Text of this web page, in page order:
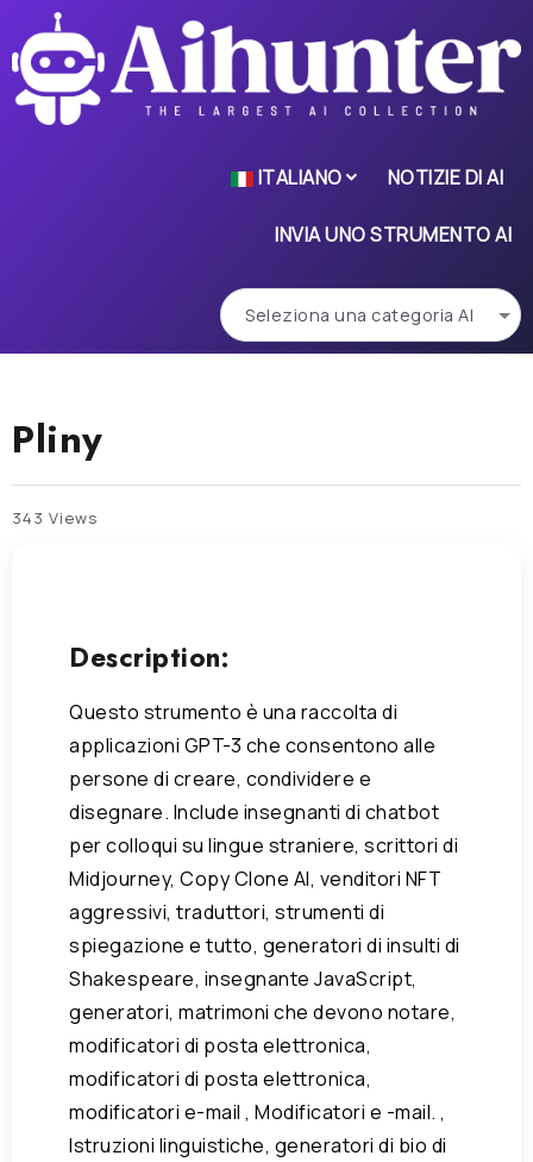
ITALIANO NOTIZIE DI AI
INVIA UNO STRUMENTO AI
Pliny
343 Views
Description:
Questo strumento è una raccolta di
applicazioni GPT-3 che consentono alle
persone di creare, condividere e
disegnare. Include insegnanti di chatbot
per colloqui su lingue straniere, scrittori di
Midjourney, Copy Clone AI, venditori NFT
aggressivi, traduttori, strumenti di
spiegazione e tutto, generatori di insulti di
Shakespeare, insegnante JavaScript,
generatori, matrimoni che devono notare,
modificatori di posta elettronica,
modificatori di posta elettronica,
modificatori e-mail , Modificatori e -mail. ,
Istruzioni linguistiche, generatori di bio di